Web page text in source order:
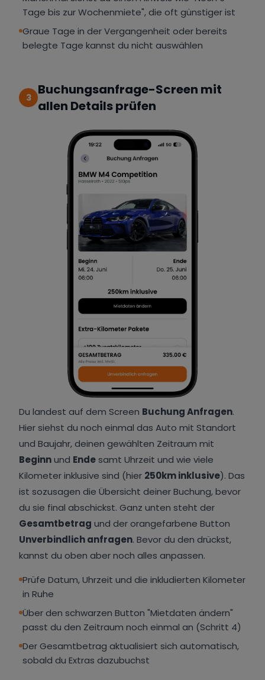
Tage bis zur Wochenmiete", die oft günstiger ist
Graue Tage in der Vergangenheit oder bereits
belegte Tage kannst du nicht auswählen
3
Buchungsanfrage-Screen mit
allen Details prüfen
Du landest auf dem Screen Buchung Anfragen.
Hier siehst du noch einmal das Auto mit Standort
und Baujahr, deinen gewählten Zeitraum mit
Beginnund Ende samt Uhrzeit und wie viele
Kilometer inklusive sind (hier 250km inklusive). Das
ist sozusagen die Übersicht deiner Buchung, bevor
du sie final abschickst. Ganz unten steht der
Gesamtbetrag und der orangefarbene Button
Unverbindlich anfragen. Bevor du den drückst,
kannst du oben aber noch alles anpassen.
Prüfe Datum, Uhrzeit und die inkludierten Kilometer
in Ruhe
Über den schwarzen Button "Mietdaten ändern"
passt du den Zeitraum noch einmal an (Schritt 4)
Der Gesamtbetrag aktualisiert sich automatisch,
sobald du Extras dazubuchst